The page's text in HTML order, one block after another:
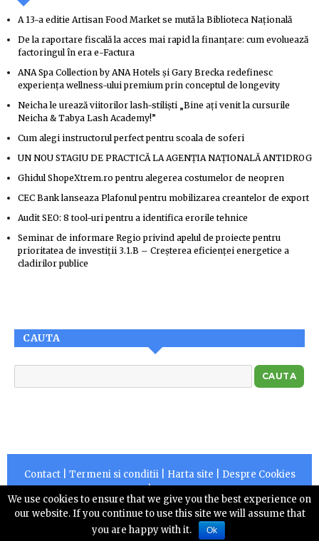
A 13-a editie Artisan Food Market se mută la Biblioteca Națională
De la raportare fiscală la acces mai rapid la finanțare: cum evoluează
factoringul în era e-Factura
ANA Spa Collection by ANA Hotels și Gary Brecka redefinesc
experiența wellness-ului premium prin conceptul de longevity
Neicha le urează viitorilor lash-stiliști „Bine ați venit la cursurile
Neicha & Tabya Lash Academy!”
Cum alegi instructorul perfect pentru scoala de soferi
UN NOU STAGIU DE PRACTICĂ LA AGENŢIA NAŢIONALĂ ANTIDROG
Ghidul ShopeXtrem.ro pentru alegerea costumelor de neopren
CEC Bank lanseaza Plafonul pentru mobilizarea creantelor de export
Audit SEO: 8 tool-uri pentru a identifica erorile tehnice
Seminar de informare Regio privind apelul de proiecte pentru
prioritatea de investiţii 3.1.B – Creşterea eficienţei energetice a
cladirilor publice
CAUTA
Contact| Termeni si conditii| Harta site
Despre Cookies
|RSS
Copyright © 2026 |Centruldepresa.ro este operator de
date cu caracter personal numarul 10828
We use cookies to ensure that we give you the best experience on
our website. If you continue to use this site we will assume that
you are happy with it.
Ok